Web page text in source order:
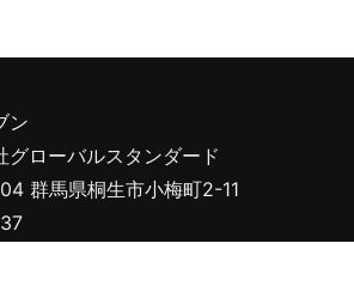
ン
グローバルスタンダード
群馬県桐生市小梅町2-11